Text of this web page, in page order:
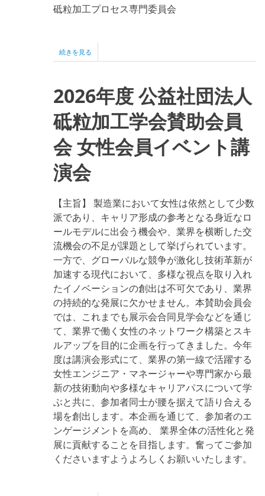
砥粒加工プロセス専門委員会
【2026
年
14
日
開
催】
SF
委
員
会
第
126
研
究
会
「基
礎
研
究
か
切
り
拓
く
研
削
工
の
新
し
い
応
用」
の
続きを見る
2026年度 公益社団法人
砥粒加工学会賛助会員
会 女性会員イベント講
演会
【主旨】 製造業において女性は依然として少数
派であり、キャリア形成の参考となる身近なロ
ールモデルに出会う機会や、業界を横断した交
流機会の不足が課題として挙げられています。
一方で、グローバルな競争が激化し技術革新が
加速する現代において、多様な視点を取り入れ
たイノベーションの創出は不可欠であり、業界
の持続的な発展に欠かせません。本賛助会員会
では、これまでも展示会合同見学会などを通じ
て、業界で働く女性のネットワーク構築とスキ
ルアップを目的に企画を行ってきました。今年
度は講演会形式にて、業界の第一線で活躍する
女性エンジニア・マネージャーや専門家から最
新の技術動向や多様なキャリアパスについて学
ぶと共に、参加者同士が腰を据えて語り合える
場を創出します。本企画を通じて、参加者のエ
ンゲージメントを高め、 業界全体の活性化と発
展に貢献することを目指します。奮ってご参加
くださいますようよろしくお願いいたします。